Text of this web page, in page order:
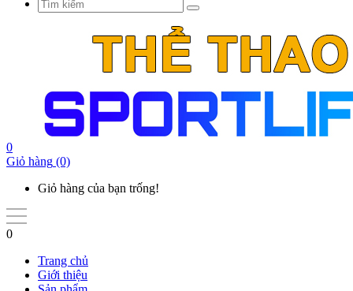
0
Giỏ hàng (0)
Giỏ hàng của bạn trống!
0
Trang chủ
Giới thiệu